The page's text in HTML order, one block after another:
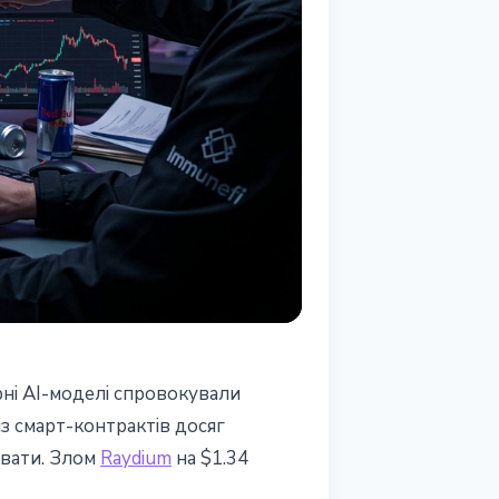
AI-моделі спровокували
смарт-контрактів досяг
Злом Raydium на $1.34